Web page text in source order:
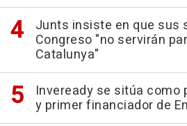
Junts insiste en que sus
Congreso "no servirán
Catalunya"
Inveready se sitúa
y primer financiador de